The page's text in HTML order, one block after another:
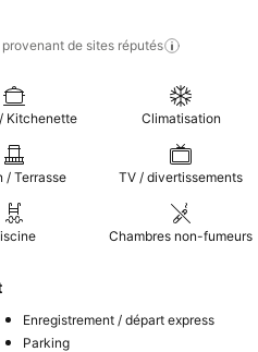
de sites réputés
Kitchenette Climatisation
/ Terrasse TV / divertissements
Chambres non-fumeurs
Enregistrement / départ express
Parking